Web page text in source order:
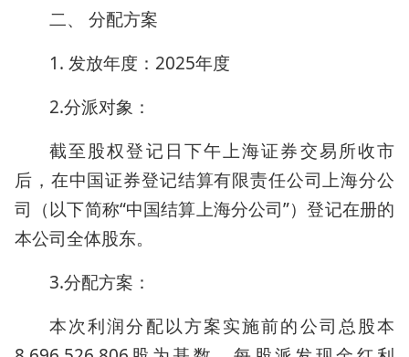
二、 分配方案
1. 发放年度：2025年度
2.分派对象：
截至股权登记日下午上海证券交易所收市
后，在中国证券登记结算有限责任公司上海分公
司（以下简称“中国结算上海分公司”）登记在册的
本公司全体股东。
3.分配方案：
本次利润分配以方案实施前的公司总股本